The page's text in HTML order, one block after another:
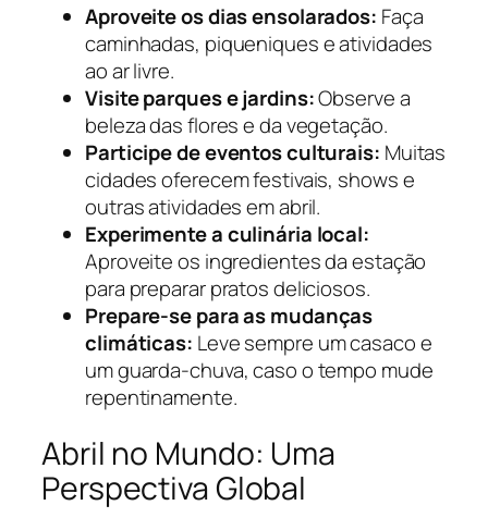
Aproveite os dias ensolarados: Faça
caminhadas, piqueniques e atividades
ao ar livre.
Visite parques e jardins:Observe a
beleza das flores e da vegetação.
Participe de eventos culturais: Muitas
cidades oferecem festivais, shows e
outras atividades em abril.
Experimente a culinária local:
Aproveite os ingredientes da estação
para preparar pratos deliciosos.
Prepare-se para as mudanças
climáticas: Leve sempre um casaco e
um guarda-chuva, caso o tempo mude
repentinamente.
Abril no Mundo: Uma
Perspectiva Global